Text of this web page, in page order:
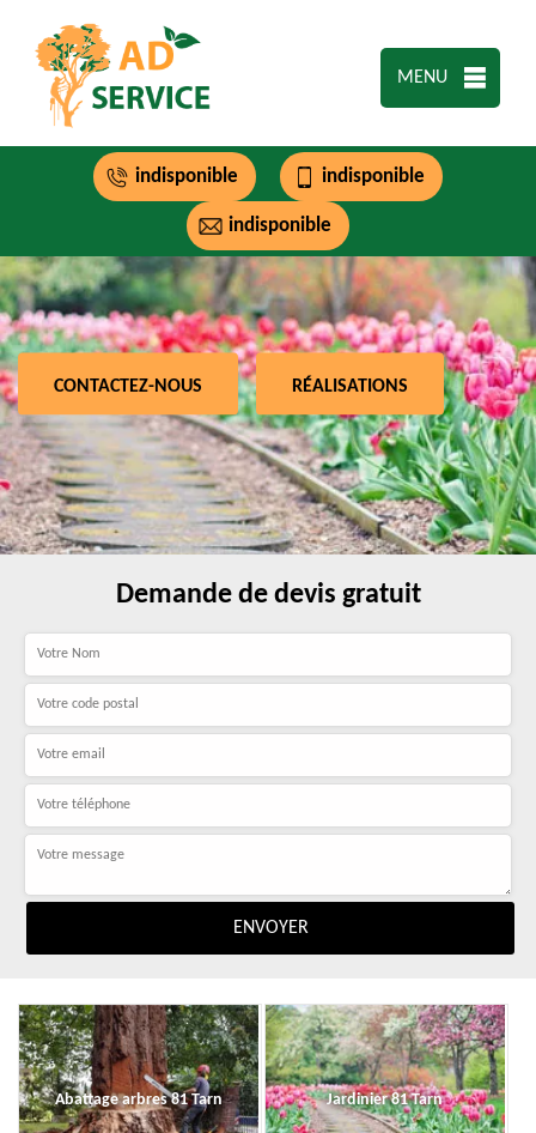
MENU
indisponible indisponible
indisponible
CONTACTEZ-NOUS RÉALISATIONS
Demande de devis gratuit
Abattage arbres 81 Tarn Jardinier 81 Tarn